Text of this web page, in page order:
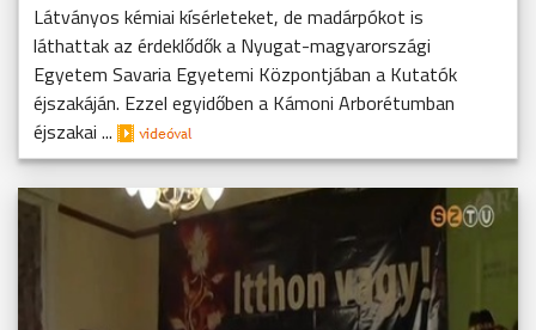
Látványos kémiai kísérleteket, de madárpókot is
láthattak az érdeklődők a Nyugat-magyarországi
Egyetem Savaria Egyetemi Központjában a Kutatók
éjszakáján. Ezzel egyidőben a Kámoni Arborétumban
éjszakai ...